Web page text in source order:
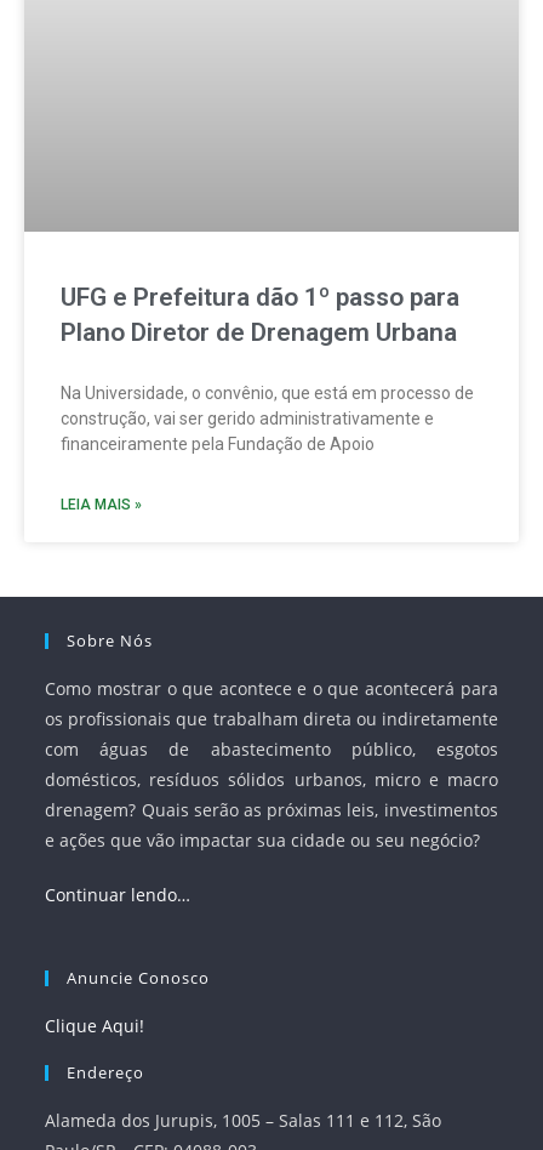
UFG e Prefeitura dão 1º passo para
Plano Diretor de Drenagem Urbana
Na Universidade, o convênio, que está em processo de
construção, vai ser gerido administrativamente e
financeiramente pela Fundação de Apoio
LEIA MAIS »
Sobre Nós
Como mostrar o que acontece e o que acontecerá para
os profissionais que trabalham direta ou indiretamente
com águas de abastecimento público, esgotos
domésticos, resíduos sólidos urbanos, micro e macro
drenagem? Quais serão as próximas leis, investimentos
e ações que vão impactar sua cidade ou seu negócio?
Continuar lendo…
Anuncie Conosco
Clique Aqui!
Endereço
Alameda dos Jurupis, 1005 – Salas 111 e 112, São